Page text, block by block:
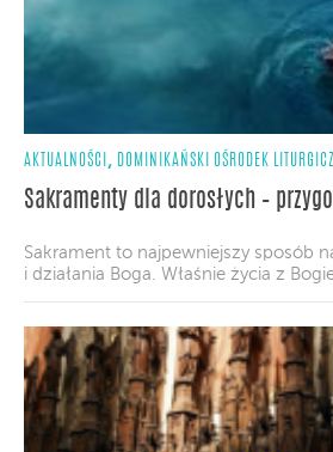
AKTUALNOŚCI , DOMINIKAŃSKI OŚRODEK
Sakramenty dla dorosłych –
Sakrament to najpewniejszy sposób
i działania Boga. Właśnie życia z